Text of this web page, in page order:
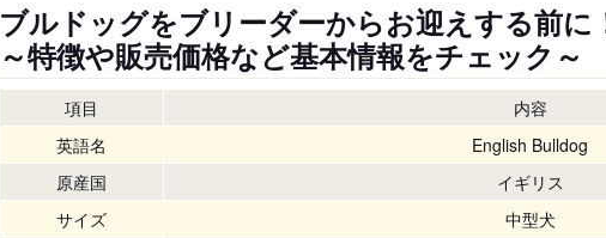
ブルドッグをブリーダーからお迎えする前に
～特徴や販売価格など基本情報をチェック～
項目
内容
英語名
English Bulldog
原産国
イギリス
サイズ
中型犬